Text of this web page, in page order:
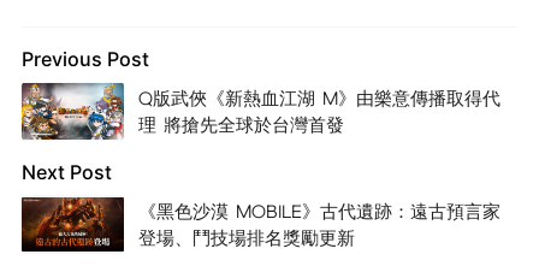
Previous Post
Q版武俠《新熱血江湖 M》由樂意傳播取得代
理 將搶先全球於台灣首發
Next Post
《黑色沙漠 MOBILE》古代遺跡：遠古預言家
登場、鬥技場排名獎勵更新